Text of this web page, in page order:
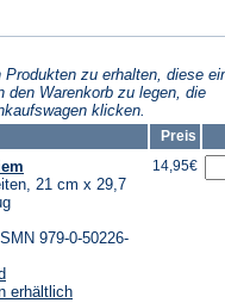
Tab)
zu erhalten, diese
Warenkorb zu legen, die
klicken.
Preis
21 cm x 29,7
979-0-50226-
erhältlich
14,95€